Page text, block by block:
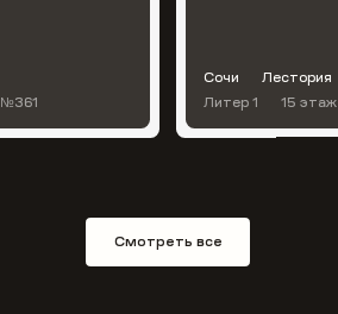
№361
Сочи
Лестория
Литер 1
15 этаж
Смотреть все